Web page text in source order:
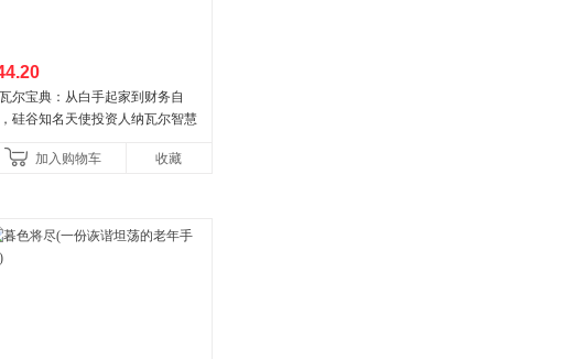
尔宝典：从白手起家到财务自
硅谷知名天使投资人纳瓦尔智慧
加入购物车
收藏